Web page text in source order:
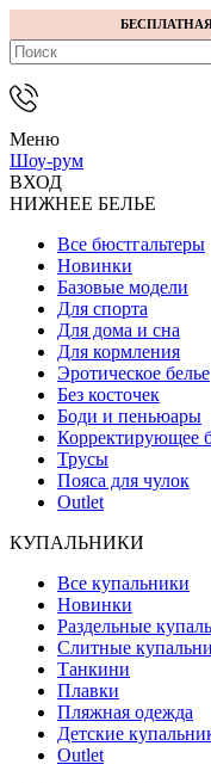
БЕСПЛАТНАЯ
Меню
Шоу-рум
ВХОД
НИЖНЕЕ БЕЛЬЕ
Все бюстгальтеры
Новинки
Базовые модели
Для спорта
Для дома и сна
Для кормления
Эротическое белье
Без косточек
Боди и пеньюары
Корректирующее
Трусы
Пояса для чулок
Outlet
КУПАЛЬНИКИ
Все купальники
Новинки
Раздельные
Слитные
Танкини
Плавки
Пляжная одежда
Детские
Outlet